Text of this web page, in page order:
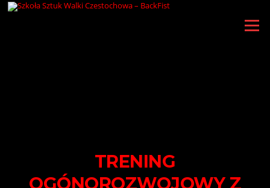
Przejdź
Menu
TRENING
OGÓNOROZWOJOWY Z